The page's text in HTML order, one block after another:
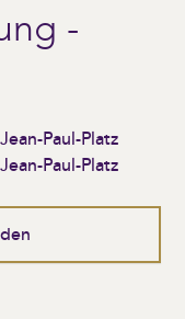
-
Jean-Paul-Platz
Jean-Paul-Platz